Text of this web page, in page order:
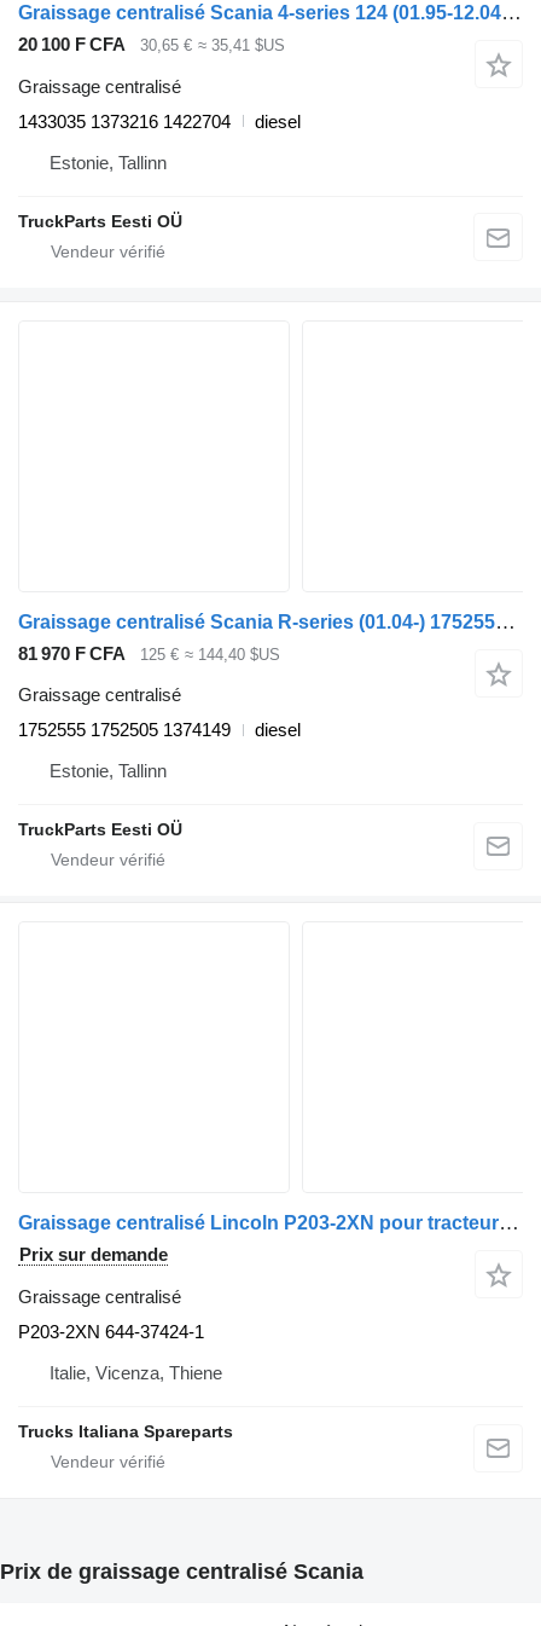
Graissage centralisé Scania 4-series 124 (01.95-12.04) 1433035 pour tracteur routier Scania 4-series (1995-2006)
20 100 F CFA 30,65 € ≈ 35,41 $US
Graissage centralisé
1433035 1373216 1422704
diesel
Estonie, Tallinn
TruckParts Eesti OÜ
Graissage centralisé Scania R-series (01.04-) 1752555 pour tracteur routier Scania P,G,R,T-series (2004-2017)
81 970 F CFA 125 € ≈ 144,40 $US
Graissage centralisé
1752555 1752505 1374149
diesel
Estonie, Tallinn
TruckParts Eesti OÜ
Graissage centralisé Lincoln P203-2XN pour tracteur routier Scania Serie R 2005>
Prix sur demande
Graissage centralisé
P203-2XN 644-37424-1
Italie, Vicenza, Thiene
Trucks Italiana Spareparts
Prix de graissage centralisé Scania